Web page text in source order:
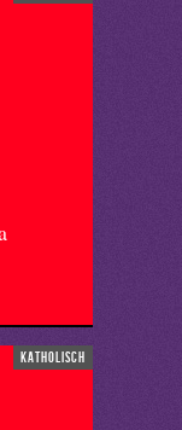
katholisch